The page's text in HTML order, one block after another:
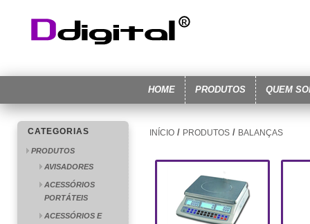
HOME PRODUTOS QUEM
CATEGORIAS
PRODUTOS
AVISADORES
ACESSÓRIOS
PORTÁTEIS
ACESSÓRIOS E
INÍCIO / PRODUTOS / BALANÇAS